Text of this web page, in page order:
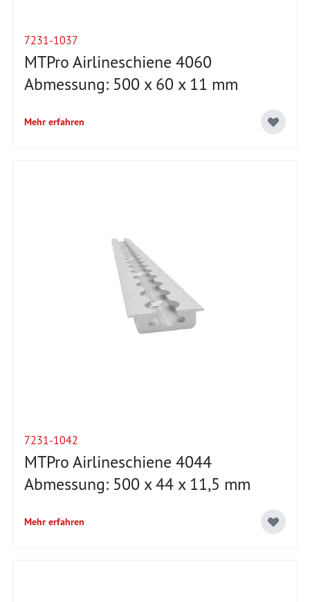
7231-1037
MTPro Airlineschiene 4060
Abmessung: 500 x 60 x 11 mm
Mehr erfahren
7231-1042
MTPro Airlineschiene 4044
Abmessung: 500 x 44 x 11,5 mm
Mehr erfahren